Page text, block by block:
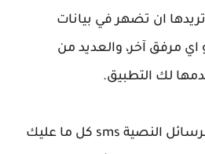
ان تضهر في بيانات
اي مرفق آخر، والعديد من
لك التطبيق.
ولكي تتمكن من تزوير الرسائل النصية sms كل ما عليك